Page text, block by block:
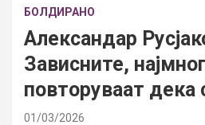
БОЛДИРАНО
Александар
Зависните,
повторуваат дека
01/03/2026